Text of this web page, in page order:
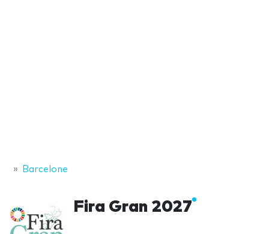
Barcelone
Fira Gran 2027